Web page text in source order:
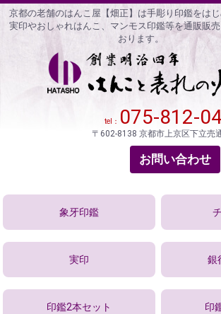
京都の老舗のはんこ屋【畑正】は手彫り印鑑をはじ
実印やおしゃれはんこ、マンモス印鑑等を通販販
おります。
tel： 075-812-
〒602-8138 京都市上京区下立売
お問い合わせ
象牙印鑑
実印 銀
印鑑2本セット 印